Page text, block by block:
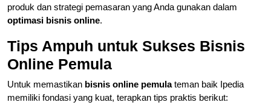
produk dan strategi pemasaran yang Anda gunakan dalam
optimasi bisnis online.
Tips Ampuh untuk Sukses Bisnis
Online Pemula
Untuk memastikan bisnis online pemulateman baik Ipedia
memiliki fondasi yang kuat, terapkan tips praktis berikut: